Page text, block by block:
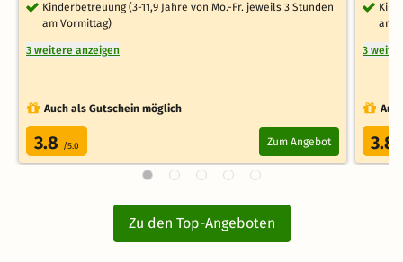
Kinderbetreuung (3-11,9 Jahre von Mo.-Fr. jeweils 3 Stunden
am Vormittag)
3 weitere anzeigen
Auch als Gutschein möglich
3.8 /5.0 Zum Angebot
am
3
3.8
Zu den Top-Angeboten